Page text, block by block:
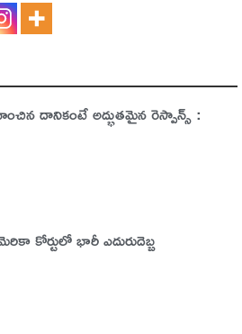
దానికంటే అద్భుతమైన రెస్పాన్స్ :
కోర్టులో భారీ ఎదురుదెబ్బ